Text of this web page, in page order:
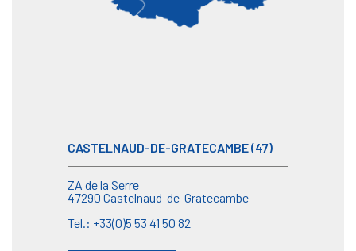
CASTELNAUD-DE-GRATECAMBE (47)
ZA de la Serre
47290 Castelnaud-de-Gratecambe
Tel.: +33(0)5 53 41 50 82